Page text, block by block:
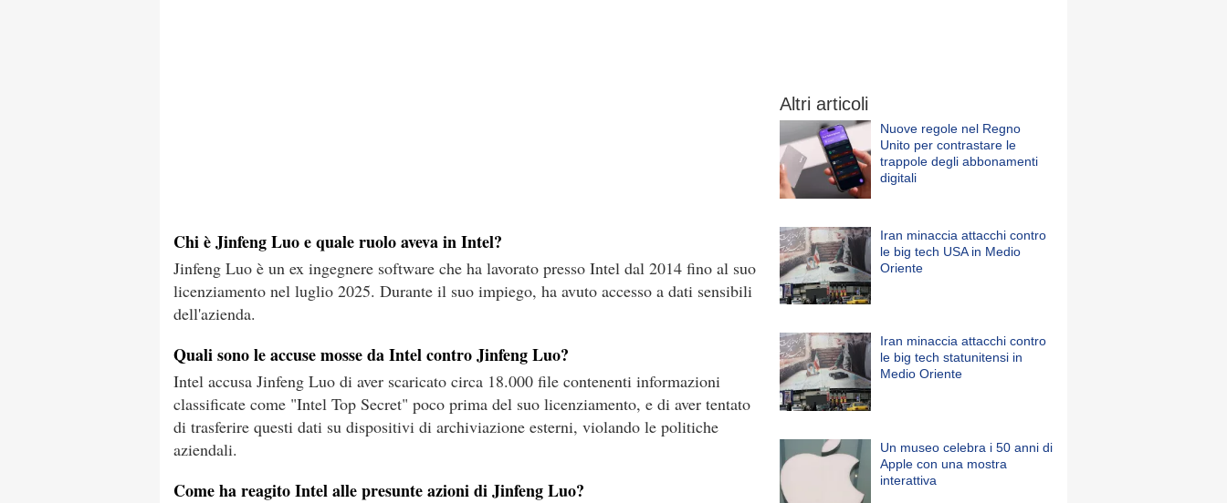
Chi è Jinfeng Luo e quale ruolo aveva in Intel?
Jinfeng Luo è un ex ingegnere software che ha lavorato presso Intel dal 2014 fino al suo
licenziamento nel luglio 2025. Durante il suo impiego, ha avuto accesso a dati sensibili
dell'azienda.
Quali sono le accuse mosse da Intel contro Jinfeng Luo?
Intel accusa Jinfeng Luo di aver scaricato circa 18.000 file contenenti informazioni
classificate come "Intel Top Secret" poco prima del suo licenziamento, e di aver tentato
di trasferire questi dati su dispositivi di archiviazione esterni, violando le politiche
aziendali.
Come ha reagito Intel alle presunte azioni di Jinfeng Luo?
Altri articoli
Nuove regole nel Regno
Unito per contrastare le
trappole degli abbonamenti
digitali
Iran minaccia attacchi contro
le big tech USA in Medio
Oriente
Iran minaccia attacchi contro
le big tech statunitensi in
Medio Oriente
Un museo celebra i 50 anni di
Apple con una mostra
interattiva